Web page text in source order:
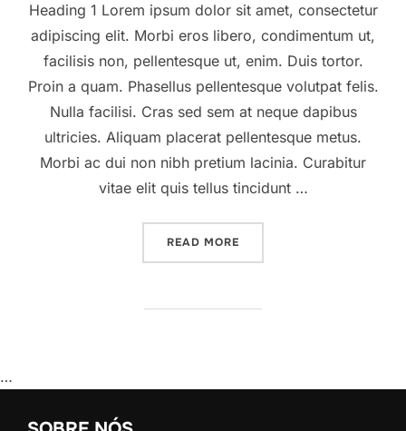
Heading 1 Lorem ipsum dolor sit amet, consectetur
adipiscing elit. Morbi eros libero, condimentum ut,
facilisis non, pellentesque ut, enim. Duis tortor.
Proin a quam. Phasellus pellentesque volutpat felis.
Nulla facilisi. Cras sed sem at neque dapibus
ultricies. Aliquam placerat pellentesque metus.
Morbi ac dui non nibh pretium lacinia. Curabitur
vitae elit quis tellus tincidunt …
READ MORE
…